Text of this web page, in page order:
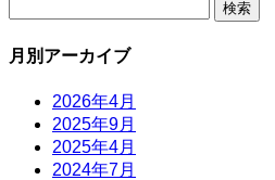
月別アーカイブ
2026年4月
2025年9月
2025年4月
2024年7月